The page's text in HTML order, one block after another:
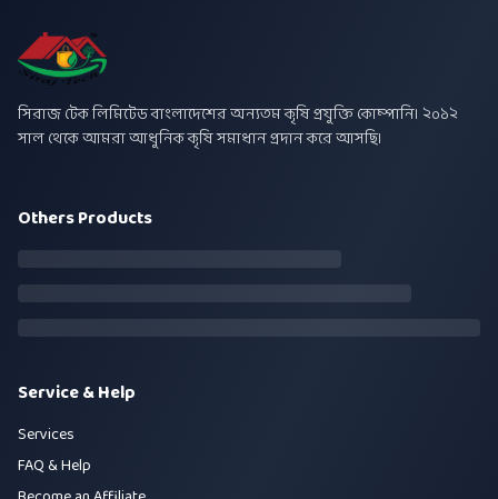
সিরাজ টেক লিমিটেড বাংলাদেশের অন্যতম কৃষি প্রযুক্তি কোম্পানি। ২০১২
সাল থেকে আমরা আধুনিক কৃষি সমাধান প্রদান করে আসছি।
Others Products
Service & Help
Services
FAQ & Help